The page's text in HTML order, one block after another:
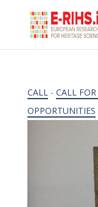
CALL- CALL FOR
OPPORTUNITIES